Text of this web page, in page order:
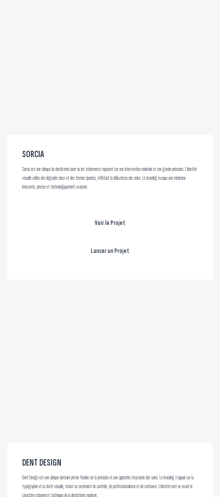
SORCIA
Sorcia est une clinique de dentisterie laser où les traitements reposent sur une intervention minimale et une grande précision. L’identité
visuelle utilise des dégradés doux et des formes épurées, reflétant la délicatesse des soins. Le branding évoque une médecine
innovante, précise et technologiquement avancée.
Voir le Projet
Lancer un Projet
DENT DESIGN
Dent Design est une clinique dentaire privée fondée sur la précision et une approche structurée des soins. Le branding s’appuie sur la
typographie et la clarté visuelle, créant un sentiment de contrôle, de professionnalisme et de confiance. L’identité met en avant le
caractère rationnel et technique de la dentisterie moderne.